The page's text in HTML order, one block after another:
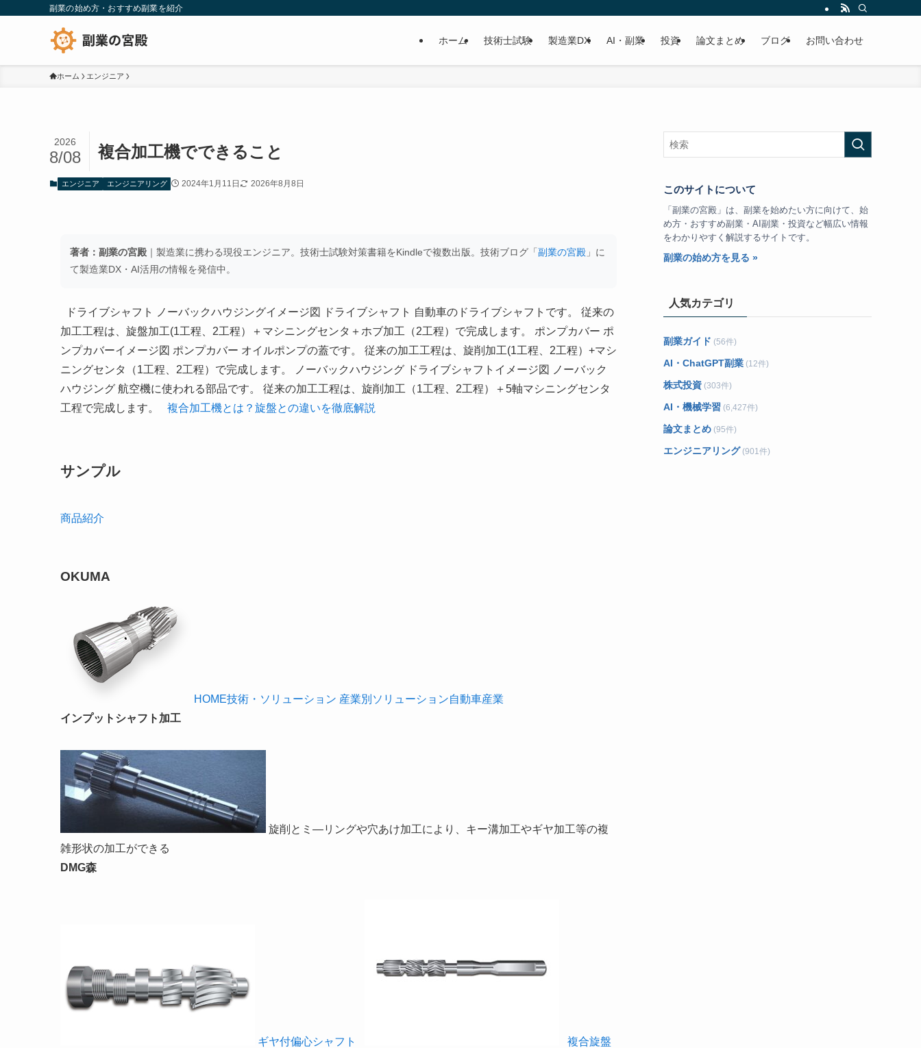
副業の始め方・おすすめ副業を紹介
ホーム 技術士試験 製造業DX AI・副業 投資 論文まとめ ブログ お問い合わせ
ホーム エンジニア
複合加工機でできること
2026
8/08
エンジニア エンジニアリング 2024年1月11日 2026年8月8日
著者：副業の宮殿 ｜製造業に携わる現役エンジニア。技術士試験対策書籍をKindleで複数出版。技術ブログ「副業の宮殿 」に
て製造業DX・AI活用の情報を発信中。
ドライブシャフト ノーバックハウジングイメージ図 ドライブシャフト 自動車のドライブシャフトです。 従来の
加工工程は、旋盤加工(1工程、2工程）＋マシニングセンタ＋ホブ加工（2工程）で完成します。 ポンプカバー ポ
ンプカバーイメージ図 ポンプカバー オイルポンプの蓋です。 従来の加工工程は、旋削加工(1工程、2工程）+マシ
ニングセンタ（1工程、2工程）で完成します。 ノーバックハウジング ドライブシャフトイメージ図 ノーバック
ハウジング 航空機に使われる部品です。 従来の加工工程は、旋削加工（1工程、2工程）＋5軸マシニングセンタ
工程で完成します。 複合加工機とは？旋盤との違いを徹底解説
サンプル
商品紹介
OKUMA
HOME技術・ソリューション 産業別ソリューション自動車産業
インプットシャフト加工
旋削とミ―リングや穴あけ加工により、キー溝加工やギヤ加工等の複
雑形状の加工ができる
DMG森
ギヤ付偏心シャフト
複合旋盤
このサイトについて
「副業の宮殿」は、副業を始めたい方に向けて、始
め方・おすすめ副業・AI副業・投資など幅広い情報
をわかりやすく解説するサイトです。
副業の始め方を見る »
人気カテゴリ
副業ガイド (56件)
AI・ChatGPT副業 (12件)
株式投資 (303件)
AI・機械学習 (6,427件)
論文まとめ (95件)
エンジニアリング (901件)